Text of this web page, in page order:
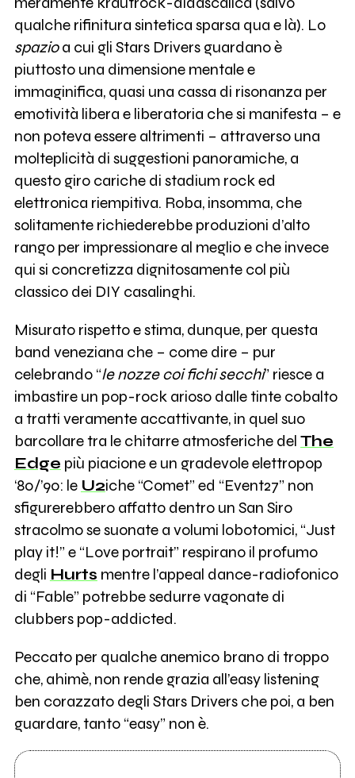
qualche rifinitura sintetica sparsa qua e là). Lo
spazioa cui gli Stars Drivers guardano è
piuttosto una dimensione mentale e
immaginifica, quasi una cassa di risonanza per
emotività libera e liberatoria che si manifesta – e
non poteva essere altrimenti – attraverso una
molteplicità di suggestioni panoramiche, a
questo giro cariche di stadium rock ed
elettronica riempitiva. Roba, insomma, che
solitamente richiederebbe produzioni d’alto
rango per impressionare al meglio e che invece
qui si concretizza dignitosamente col più
classico dei DIY casalinghi.
Misurato rispetto e stima, dunque, per questa
band veneziana che – come dire – pur
celebrando “le nozze coi fichi secchi” riesce a
imbastire un pop-rock arioso dalle tinte cobalto
a tratti veramente accattivante, in quel suo
barcollare tra le chitarre atmosferiche del The
Edge più piacione e un gradevole elettropop
‘80/’90: le U2iche “Comet” ed “Event27” non
sfigurerebbero affatto dentro un San Siro
stracolmo se suonate a volumi lobotomici, “Just
play it!” e “Love portrait” respirano il profumo
degli Hurts mentre l’appeal dance-radiofonico
di “Fable” potrebbe sedurre vagonate di
clubbers pop-addicted.
Peccato per qualche anemico brano di troppo
che, ahimè, non rende grazia all’easy listening
ben corazzato degli Stars Drivers che poi, a ben
guardare, tanto “easy” non è.